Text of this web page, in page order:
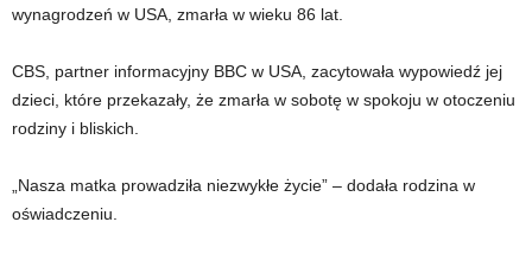
wynagrodzeń w USA, zmarła w wieku 86 lat.
CBS, partner informacyjny BBC w USA, zacytowała wypowiedź jej
dzieci, które przekazały, że zmarła w sobotę w spokoju w otoczeniu
rodziny i bliskich.
„Nasza matka prowadziła niezwykłe życie” – dodała rodzina w
oświadczeniu.